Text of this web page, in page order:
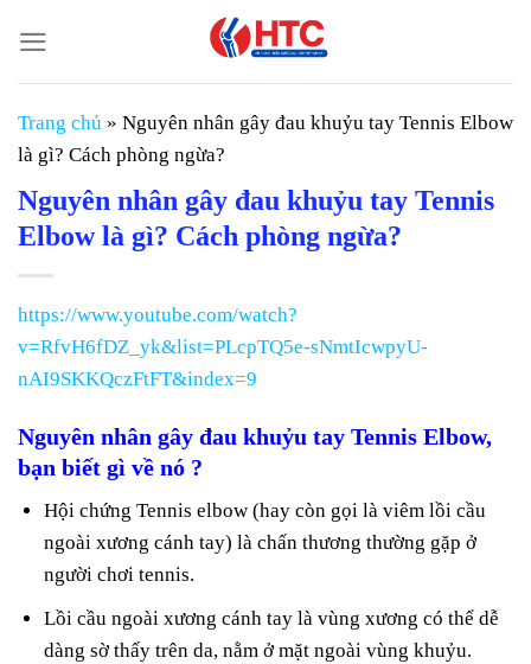
đến
nội
dung
Trang chủ » Nguyên nhân gây đau khuỷu tay Tennis Elbow
là gì? Cách phòng ngừa?
Nguyên nhân gây đau khuỷu tay Tennis
Elbow là gì? Cách phòng ngừa?
https://www.youtube.com/watch?
v=RfvH6fDZ_yk&list=PLcpTQ5e-sNmtIcwpyU-
nAI9SKKQczFtFT&index=9
Nguyên nhân gây đau khuỷu tay Tennis Elbow,
bạn biết gì về nó ?
Hội chứng Tennis elbow (hay còn gọi là viêm lồi cầu
ngoài xương cánh tay) là chấn thương thường gặp ở
người chơi tennis.
Lồi cầu ngoài xương cánh tay là vùng xương có thể dễ
dàng sờ thấy trên da, nằm ở mặt ngoài vùng khuỷu.